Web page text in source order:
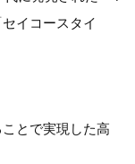
イコースタイ
とで実現した高